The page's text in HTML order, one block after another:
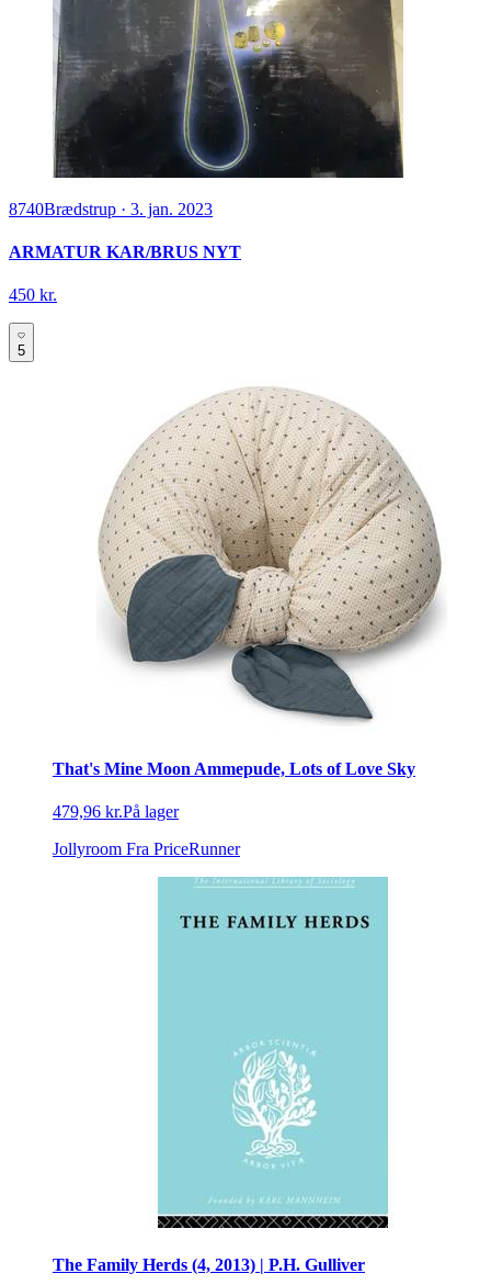
8740Brædstrup · 3. jan. 2023
ARMATUR KAR/BRUS NYT
450 kr.
5
That's Mine Moon Ammepude, Lots of Love Sky
479,96 kr.På lager
Jollyroom Fra PriceRunner
The Family Herds (4, 2013) | P.H. Gulliver